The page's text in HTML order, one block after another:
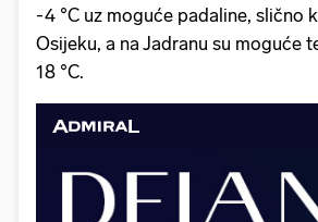
-4 °C uz moguće padaline, slično
Osijeku, a na Jadranu su moguće
18 °C.